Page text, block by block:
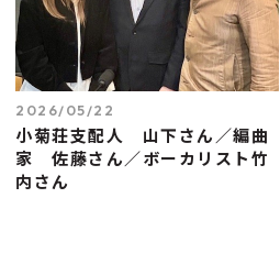
2026/05/22
小菊荘支配人 山下さん／編曲
家 佐藤さん／ボーカリスト竹
内さん